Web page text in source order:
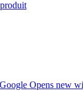
Opens new